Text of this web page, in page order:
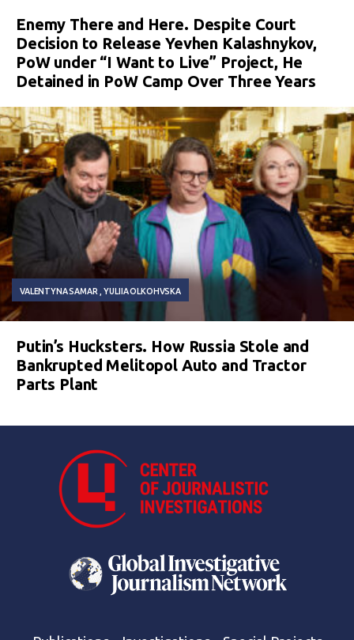
Enemy There and Here. Despite Court
Decision to Release Yevhen Kalashnykov,
PoW under “I Want to Live” Project, He
Detained in PoW Camp Over Three Years
VALENTYNA SAMAR YULIIA OLKOHVSKA
Putin’s Hucksters. How Russia Stole and
Bankrupted Melitopol Auto and Tractor
Parts Plant